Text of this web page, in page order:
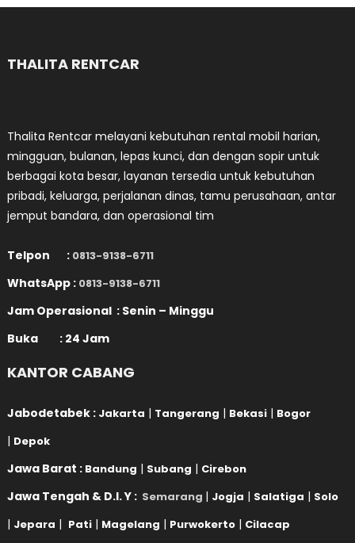
THALITA RENTCAR
Thalita Rentcar melayani kebutuhan rental mobil harian,
mingguan, bulanan, lepas kunci, dan dengan sopir untuk
berbagai kota besar, layanan tersedia untuk kebutuhan
pribadi, keluarga, perjalanan dinas, tamu perusahaan, antar
jemput bandara, dan operasional tim
Telpon : 0813-9138-6711
WhatsApp : 0813-9138-6711
Jam Operasional : Senin – Minggu
Buka : 24 Jam
KANTOR CABANG
Jabodetabek : Jakarta | Tangerang | Bekasi | Bogor
| Depok
Jawa Barat : Bandung | Subang | Cirebon
Jawa Tengah & D.I. Y : Semarang | Jogja | Salatiga | Solo
| Jepara | Pati | Magelang | Purwokerto | Cilacap